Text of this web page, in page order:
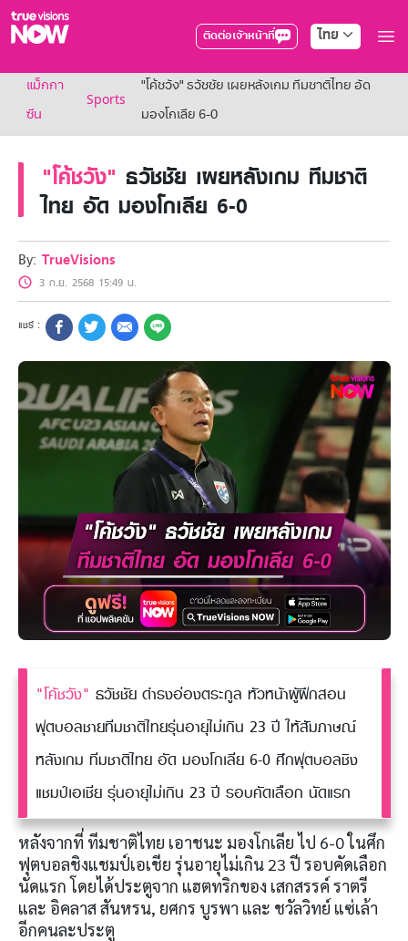
ติดต่อเจ้าหน้าที่ ไทย
True AF2026
แพ็กเกจ
NOW SPORTS
NOW Muay Thai
แพ็กเกจทรูวิชันส์นาวทั้งหมด
เคเบิลและจานดาวเทียม
สิทธิพิเศษ
สิทธิพิเศษลูกค้าทรูวิชั่นส์
Showtime
HoReCa
แพ็กเกจสำหรับผู้ประกอบการ
หาร้านร่วมรายการ
FAQs
แม็กกา
ซีน
Sports
"โค้ชวัง" ธวัชชัย เผยหลังเกม ทีมชาติไทย อัด
มองโกเลีย 6-0
"โค้ชวัง" ธวัชชัย เผยหลังเกม ทีมชาติ
ไทย อัด มองโกเลีย 6-0
By: TrueVisions
3 ก.ย. 2568 15:49 น.
"โค้ชวัง" ธวัชชัย ดำรงอ่องตระกูล หัวหน้าผู้ฝึกสอน
ฟุตบอลชายทีมชาติไทยรุ่นอายุไม่เกิน 23 ปี ให้สัมภาษณ์
หลังเกม ทีมชาติไทย อัด มองโกเลีย 6-0 ศึกฟุตบอลชิง
แชมป์เอเชีย รุ่นอายุไม่เกิน 23 ปี รอบคัดเลือก นัดแรก
หลังจากที่ ทีมชาติไทย เอาชนะ มองโกเลีย ไป 6-0 ในศึก
ฟุตบอลชิงแชมป์เอเชีย รุ่นอายุไม่เกิน 23 ปี รอบคัดเลือก
นัดแรก โดยได้ประตูจาก แฮตทริกของ เสกสรรค์ ราตรี
และ อิคลาส สันหรน, ยศกร บูรพา และ ชวัลวิทย์ แซ่เล้า
อีกคนละประตู